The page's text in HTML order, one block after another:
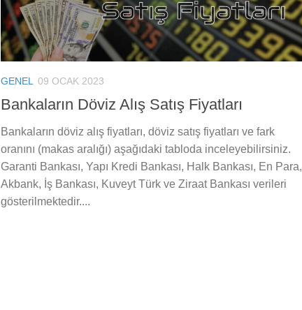
GENEL 09 OCAK 2023
Bankaların Döviz Alış Satış Fiyatları
Bankaların döviz alış fiyatları, döviz satış fiyatları ve fark
oranını (makas aralığı) aşağıdaki tabloda inceleyebilirsiniz.
Garanti Bankası, Yapı Kredi Bankası, Halk Bankası, En Para,
Akbank, İş Bankası, Kuveyt Türk ve Ziraat Bankası verileri
gösterilmektedir....